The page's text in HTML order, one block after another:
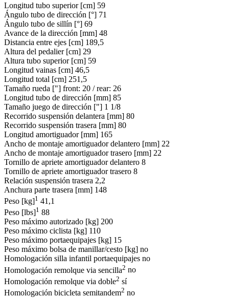
Longitud tubo superior [cm] 59
Ángulo tubo de dirección [°] 71
Ángulo tubo de sillín [°] 69
Avance de la dirección [mm] 48
Distancia entre ejes [cm] 189,5
Altura del pedalier [cm] 29
Altura tubo superior [cm] 59
Longitud vainas [cm] 46,5
Longitud total [cm] 251,5
Tamaño rueda ["] front: 20 / rear: 26
Longitud tubo de dirección [mm] 85
Tamaño juego de dirección ["] 1 1/8
Recorrido suspensión delantera [mm] 80
Recorrido suspensión trasera [mm] 80
Longitud amortiguador [mm] 165
Ancho de montaje amortiguador delantero [mm] 22
Ancho de montaje amortiguador trasero [mm] 22
Tornillo de apriete amortiguador delantero 8
Tornillo de apriete amortiguador trasero 8
Relación suspensión trasera 2,2
Anchura parte trasera [mm] 148
Peso [kg]1 41,1
Peso [lbs]1 88
Peso máximo autorizado [kg] 200
Peso máximo ciclista [kg] 110
Peso máximo portaequipajes [kg] 15
Peso máximo bolsa de manillar/cesto [kg] no
Homologación silla infantil portaequipajes no
Homologación remolque via sencilla2 no
Homologación remolque via doble2 sí
Homologación bicicleta semitandem2 no